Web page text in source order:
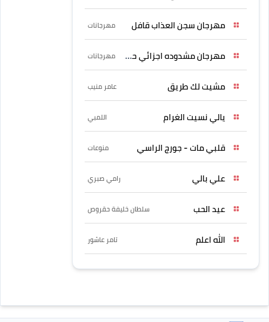
مهرجان سجن العذاب قافل مهرجانات
مهرجان مشدوده اجزائي حربونى مهرجانات
مشيت لك طريق عامر منيب
يالي نسيت الغرام اللمبي
قلبي مات - جورج الراسي منوعات
علي بالي رامي صبري
عيد الحب سلطان خليفة حقروص
الله اعلم تامر عاشور